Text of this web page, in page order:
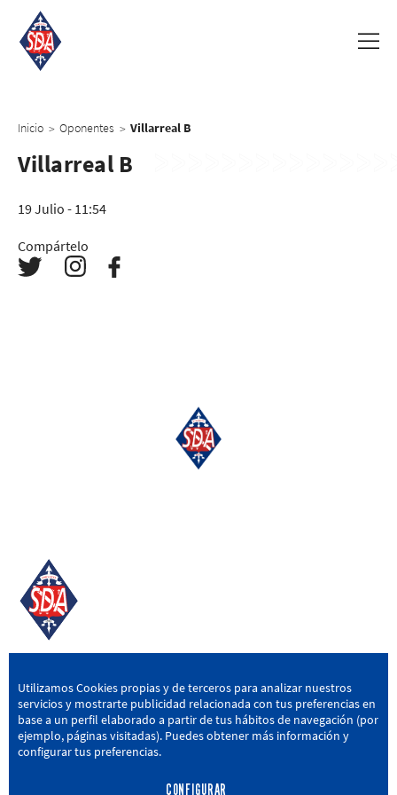
Inicio > Oponentes > Villarreal B
Villarreal B
19 Julio - 11:54
Compártelo
SD AMOREBIETA
San Miguel Kalea, 16, 48340 Amorebieta, Bizkaia
946 604 751 | sda@sdamorebieta.eus
Utilizamos Cookies propias y de terceros para analizar nuestros
servicios y mostrarte publicidad relacionada con tus preferencias en
base a un perfil elaborado a partir de tus hábitos de navegación (por
ejemplo, páginas visitadas). Puedes obtener más información y
configurar tus preferencias.
CONFIGURAR